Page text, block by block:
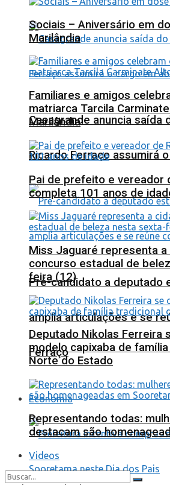
Casagrande anuncia saída
Ricardo Ferraço assumirá
Pré-candidato a deputado
amplia articulações e se
Ferraço
Economia
Sociais – Aniversário em
Marilândia
Familiares e amigos
matriarca Tarcila
Marilândia
Pai de prefeito e vereador
completa 101 anos de
Miss Jaguaré representa a
concurso estadual de
feira (12)
Deputado Nikolas Ferreira
modelo capixaba de
Norte do Estado
Representando todas:
destacam são
Videos